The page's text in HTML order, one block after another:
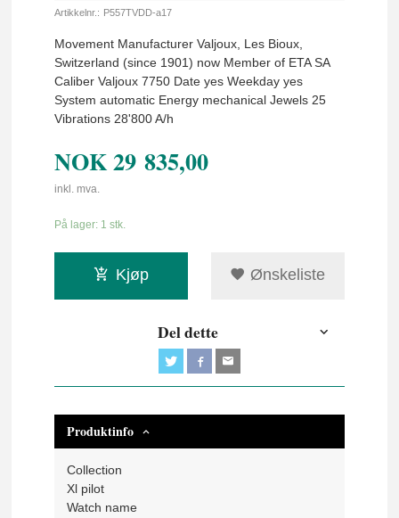
Artikkelnr.: P557TVDD-a17
Movement Manufacturer Valjoux, Les Bioux,
Switzerland (since 1901) now Member of ETA SA
Caliber Valjoux 7750 Date yes Weekday yes
System automatic Energy mechanical Jewels 25
Vibrations 28'800 A/h
NOK29 835,00
inkl. mva.
På lager: 1 stk.
Kjøp Ønskeliste
Del dette
Produktinfo
Collection
Xl pilot
Watch name